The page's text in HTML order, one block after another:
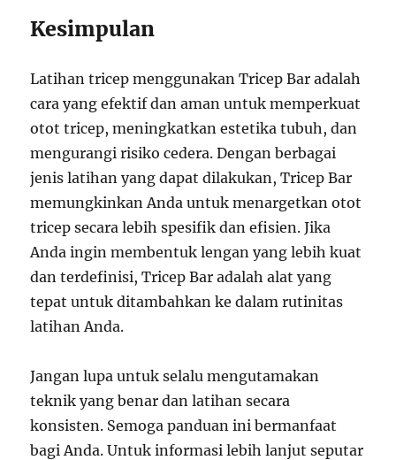
Kesimpulan
Latihan tricep menggunakan Tricep Bar adalah
cara yang efektif dan aman untuk memperkuat
otot tricep, meningkatkan estetika tubuh, dan
mengurangi risiko cedera. Dengan berbagai
jenis latihan yang dapat dilakukan, Tricep Bar
memungkinkan Anda untuk menargetkan otot
tricep secara lebih spesifik dan efisien. Jika
Anda ingin membentuk lengan yang lebih kuat
dan terdefinisi, Tricep Bar adalah alat yang
tepat untuk ditambahkan ke dalam rutinitas
latihan Anda.
Jangan lupa untuk selalu mengutamakan
teknik yang benar dan latihan secara
konsisten. Semoga panduan ini bermanfaat
bagi Anda. Untuk informasi lebih lanjut seputar